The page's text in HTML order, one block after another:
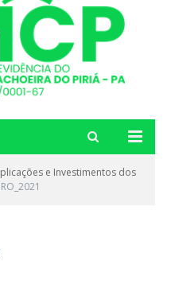
e Investimentos dos